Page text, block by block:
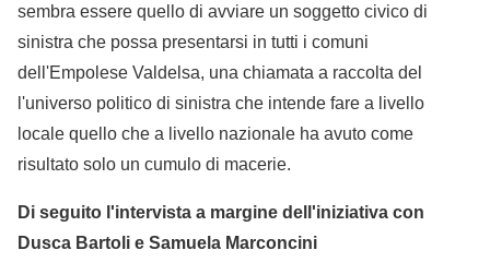
sembra essere quello di avviare un soggetto civico di
sinistra che possa presentarsi in tutti i comuni
dell'Empolese Valdelsa, una chiamata a raccolta del
l'universo politico di sinistra che intende fare a livello
locale quello che a livello nazionale ha avuto come
risultato solo un cumulo di macerie.
Di seguito l'intervista a margine dell'iniziativa con
Dusca Bartoli e Samuela Marconcini